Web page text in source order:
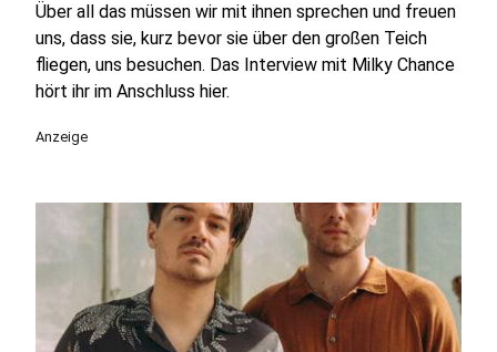
Über all das müssen wir mit ihnen sprechen und freuen
uns, dass sie, kurz bevor sie über den großen Teich
fliegen, uns besuchen. Das Interview mit Milky Chance
hört ihr im Anschluss hier.
Anzeige